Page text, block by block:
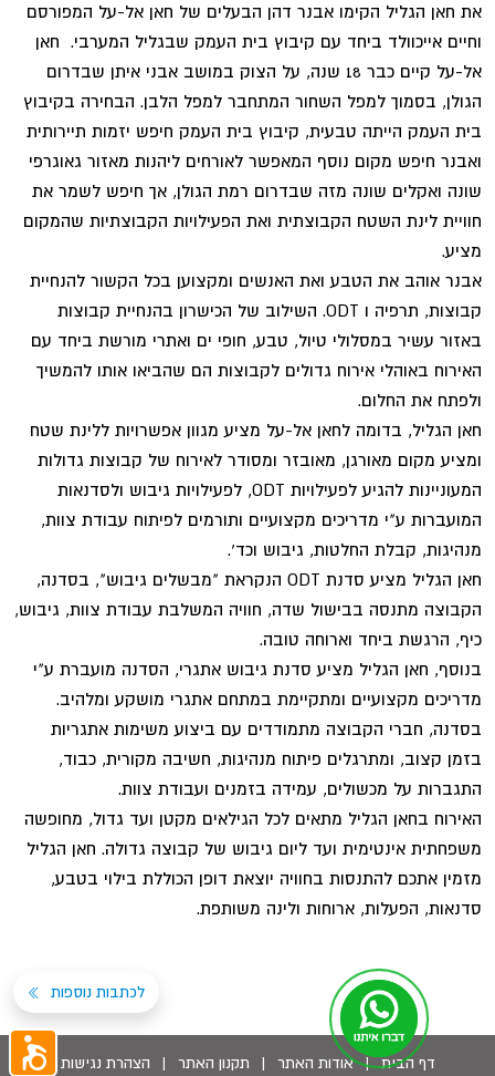
את חאן הגליל הקימו אבנר דהן הבעלים של חאן אל-על המפורסם
וחיים אייכוולד ביחד עם קיבוץ בית העמק שבגליל המערבי. חאן
אל-על קיים כבר 18 שנה, על הצוק במושב אבני איתן שבדרום
הגולן, בסמוך למפל השחור המתחבר למפל הלבן. הבחירה בקיבוץ
בית העמק הייתה טבעית, קיבוץ בית העמק חיפש יזמות תיירותית
ואבנר חיפש מקום נוסף המאפשר לאורחים ליהנות מאזור גאוגרפי
שונה ואקלים שונה מזה שבדרום רמת הגולן, אך חיפש לשמר את
חוויית לינת השטח הקבוצתית ואת הפעילויות הקבוצתיות שהמקום
מציע.
אבנר אוהב את הטבע ואת האנשים ומקצוען בכל הקשור להנחיית
קבוצות, תרפיה ו ODT. השילוב של הכישרון בהנחיית קבוצות
באזור עשיר במסלולי טיול, טבע, חופי ים ואתרי מורשת ביחד עם
האירוח באוהלי אירוח גדולים לקבוצות הם שהביאו אותו להמשיך
ולפתח את החלום.
חאן הגליל, בדומה לחאן אל-על מציע מגוון אפשרויות ללינת שטח
ומציע מקום מאורגן, מאובזר ומסודר לאירוח של קבוצות גדולות
המעוניינות להגיע לפעילויות ODT, לפעילויות גיבוש ולסדנאות
המועברות ע"י מדריכים מקצועיים ותורמים לפיתוח עבודת צוות,
מנהיגות, קבלת החלטות, גיבוש וכד'.
חאן הגליל מציע סדנת ODT הנקראת "מבשלים גיבוש", בסדנה,
הקבוצה מתנסה בבישול שדה, חוויה המשלבת עבודת צוות, גיבוש,
כיף, הרגשת ביחד וארוחה טובה.
בנוסף, חאן הגליל מציע סדנת גיבוש אתגרי, הסדנה מועברת ע"י
מדריכים מקצועיים ומתקיימת במתחם אתגרי מושקע ומלהיב.
בסדנה, חברי הקבוצה מתמודדים עם ביצוע משימות אתגריות
בזמן קצוב, ומתרגלים פיתוח מנהיגות, חשיבה מקורית, כבוד,
התגברות על מכשולים, עמידה בזמנים ועבודת צוות.
האירוח בחאן הגליל מתאים לכל הגילאים מקטן ועד גדול, מחופשה
משפחתית אינטימית ועד ליום גיבוש של קבוצה גדולה. חאן הגליל
מזמין אתכם להתנסות בחוויה יוצאת דופן הכוללת בילוי בטבע,
סדנאות, הפעלות, ארוחות ולינה משותפת.
לכתבות נוספות
דף הבית | אודות האתר | תקנון האתר | הצהרת נגישות